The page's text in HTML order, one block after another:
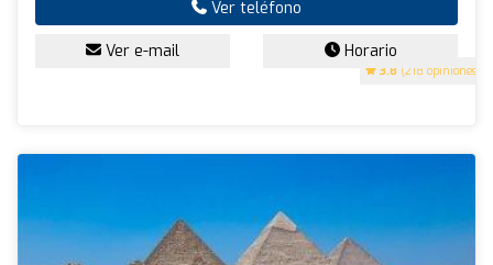
3.8 (218 opiniones)
Ver teléfono
Ver e-mail Horario